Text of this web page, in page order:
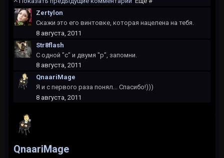
Zertylon
Скажи это его винтовке, которая нацелена на тебя.
8 августа, 2011
Str8flash
С одной "с" и двумя "р", запомни.
8 августа, 2011
QnaariMage
Я и с первого раза понял... Спасибо!)))
8 августа, 2011
QnaariMage